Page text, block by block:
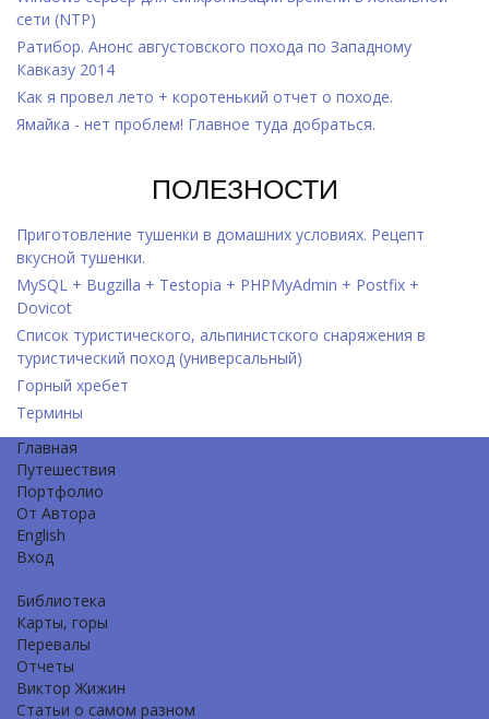
сети (NTP)
Ратибор. Анонс августовского похода по Западному
Кавказу 2014
Как я провел лето + коротенький отчет о походе.
Ямайка - нет проблем! Главное туда добраться.
ПОЛЕЗНОСТИ
Приготовление тушенки в домашних условиях. Рецепт
вкусной тушенки.
MySQL + Bugzilla + Testopia + PHPMyAdmin + Postfix +
Dovicot
Список туристического, альпинистского снаряжения в
туристический поход (универсальный)
Горный хребет
Термины
Главная
Путешествия
Портфолио
От Автора
English
Вход
Библиотека
Карты, горы
Перевалы
Отчеты
Виктор Жижин
Статьи о самом разном